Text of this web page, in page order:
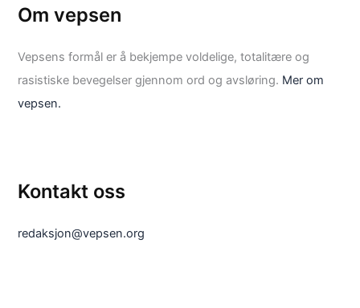
Om vepsen
Vepsens formål er å bekjempe voldelige, totalitære og
rasistiske bevegelser gjennom ord og avsløring. Mer om
vepsen.
Kontakt oss
redaksjon@vepsen.org